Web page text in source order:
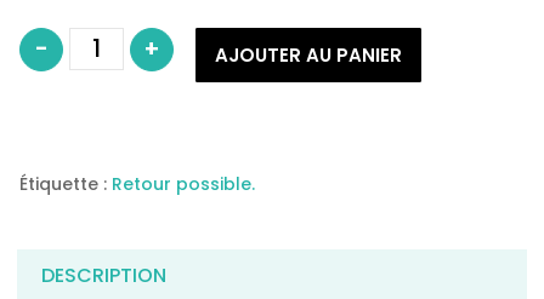
- quantité
MEDICAL
(EC006)
+ AJOUTER AU PANIER
Étiquette : Retour possible.
DESCRIPTION